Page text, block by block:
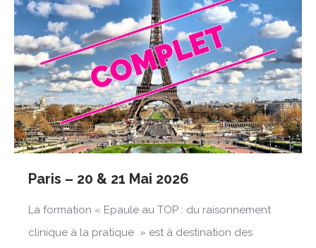
Paris – 20 & 21 Mai 2026
La formation « Epaule au TOP : du raisonnement
clinique à la pratique » est à destination des